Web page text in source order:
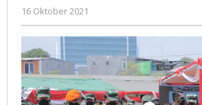
Vaksin
16 Oktober 2021
Nilna
Niswah